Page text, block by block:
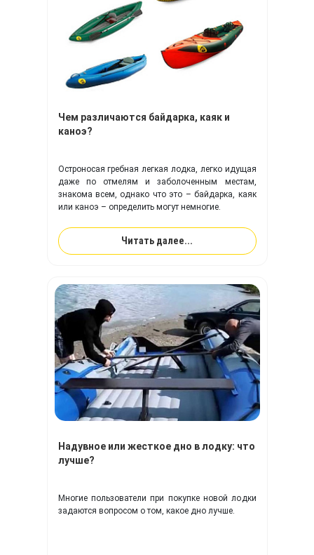
Чем различаются байдарка, каяк и
каноэ?
Остроносая гребная легкая лодка, легко идущая
даже по отмелям и заболоченным местам,
знакома всем, однако что это – байдарка, каяк
или каноэ – определить могут немногие.
Читать далее...
Надувное или жесткое дно в лодку: что
лучше?
Многие пользователи при покупке новой лодки
задаются вопросом о том, какое дно лучше.